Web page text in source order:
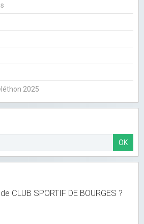
2025
OK
CLUB SPORTIF DE BOURGES ?